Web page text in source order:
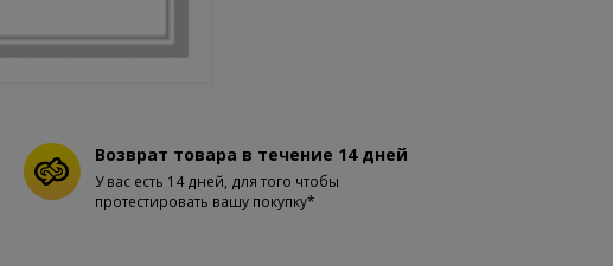
Возврат товара в течение 14 дней
У вас есть 14 дней, для того чтобы
протестировать вашу покупку*